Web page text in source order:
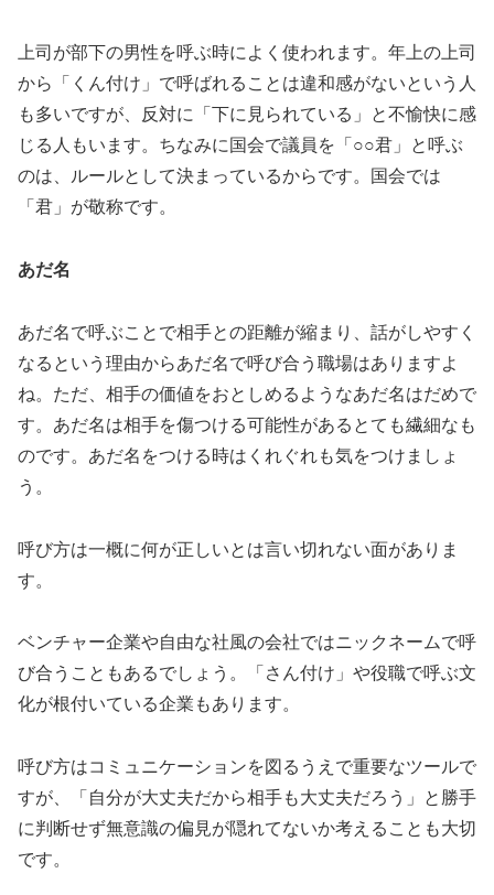
上司が部下の男性を呼ぶ時によく使われます。年上の上司
から「くん付け」で呼ばれることは違和感がないという人
も多いですが、反対に「下に見られている」と不愉快に感
じる人もいます。ちなみに国会で議員を「○○君」と呼ぶ
のは、ルールとして決まっているからです。国会では
「君」が敬称です。
あだ名
あだ名で呼ぶことで相手との距離が縮まり、話がしやすく
なるという理由からあだ名で呼び合う職場はありますよ
ね。ただ、相手の価値をおとしめるようなあだ名はだめで
す。あだ名は相手を傷つける可能性があるとても繊細なも
のです。あだ名をつける時はくれぐれも気をつけましょ
う。
呼び方は一概に何が正しいとは言い切れない面がありま
す。
ベンチャー企業や自由な社風の会社ではニックネームで呼
び合うこともあるでしょう。「さん付け」や役職で呼ぶ文
化が根付いている企業もあります。
呼び方はコミュニケーションを図るうえで重要なツールで
すが、「自分が大丈夫だから相手も大丈夫だろう」と勝手
に判断せず無意識の偏見が隠れてないか考えることも大切
です。